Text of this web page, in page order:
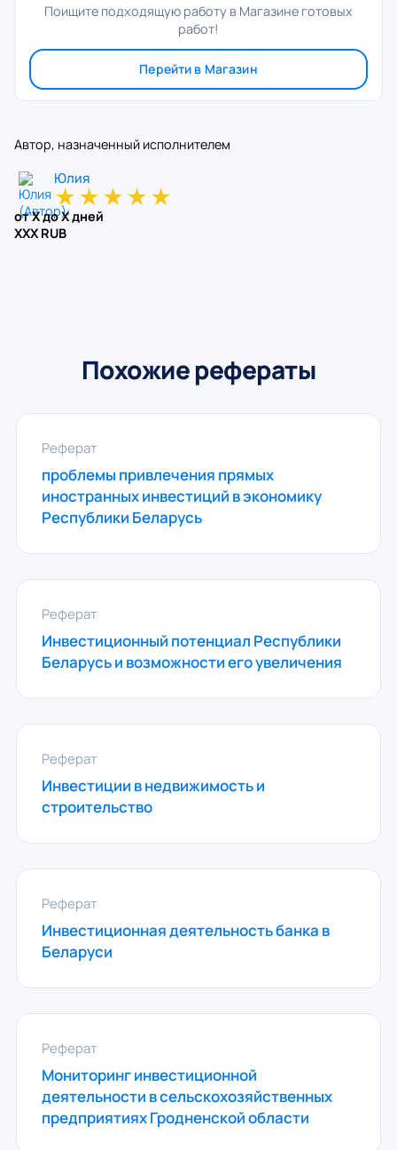
Поищите подходящую работу в Магазине готовых
работ!
Перейти в Магазин
Автор, назначенный исполнителем
Юлия
★★★★★
от X до X дней
XXX RUB
Похожие рефераты
Реферат
проблемы привлечения прямых
иностранных инвестиций в экономику
Республики Беларусь
Реферат
Инвестиционный потенциал Республики
Беларусь и возможности его увеличения
Реферат
Инвестиции в недвижимость и
строительство
Реферат
Инвестиционная деятельность банка в
Беларуси
Реферат
Мониторинг инвестиционной
деятельности в сельскохозяйственных
предприятиях Гродненской области